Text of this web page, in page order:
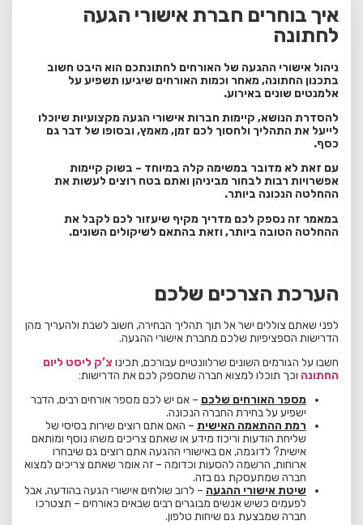
איך בוחרים חברת אישורי הגעה
לחתונה
ניהול אישורי ההגעה של האורחים לחתונתכם הוא היבט חשוב
בתכנון החתונה, מאחר וכמות האורחים שיגיעו תשפיע על
אלמנטים שונים באירוע.
להסדרת הנושא, קיימות חברות אישורי הגעה מקצועיות שיוכלו
לייעל את התהליך ולחסוך לכם זמן, מאמץ, ובסופו של דבר גם
כסף.
עם זאת לא מדובר במשימה קלה במיוחד – בשוק קיימות
אפשרויות רבות לבחור מביניהן ואתם בטח רוצים לעשות את
ההחלטה הנכונה ביותר.
במאמר זה נספק לכם מדריך מקיף שיעזור לכם לקבל את
ההחלטה הטובה ביותר, וזאת בהתאם לשיקולים השונים.
הערכת הצרכים שלכם
לפני שאתם צוללים ישר אל תוך תהליך הבחירה, חשוב לשבת ולהעריך מהן
הדרישות הספציפיות שלכם מחברת אישורי ההגעה.
חשבו על הגורמים השונים שרלוונטיים עבורכם, תכינו צ’ק ליסט ליום
החתונה וכך תוכלו למצוא חברה שתספק לכם את הדרישות:
מספר האורחים שלכם – אם יש לכם מספר אורחים רבים, הדבר
ישפיע על בחירת החברה הנכונה.
רמת ההתאמה האישית – האם אתם רוצים שירות בסיסי של
שליחת הודעות וריכוז מידע או שאתם צריכים משהו נוסף ומותאם
אישית? לדוגמה, אם באישורי ההגעה אתם רוצים גם שיבחרו
ארוחות, הרשמה להסעות וכדומה – זה אומר שאתם צריכים למצוא
חברה שמתעסקת גם בזה.
שיטת אישורי ההגעה – לרוב שולחים אישורי הגעה בהודעה, אבל
לפעמים כשיש אנשים מבוגרים רבים שבאים כאורחים – תצטרכו
חברה שמבצעת גם שיחות טלפון.